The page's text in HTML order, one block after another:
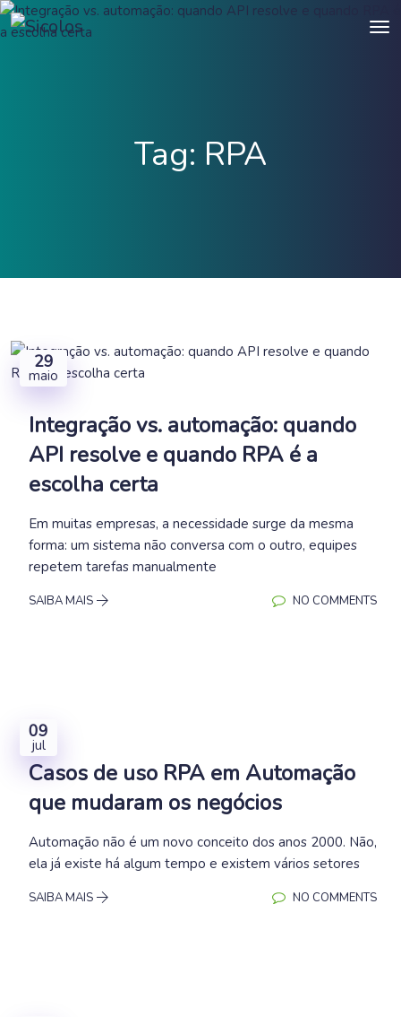
Tag: RPA
29
maio
Integração vs. automação: quando
API resolve e quando RPA é a
escolha certa
Em muitas empresas, a necessidade surge da mesma
forma: um sistema não conversa com o outro, equipes
repetem tarefas manualmente
SAIBA MAIS NO COMMENTS
09
jul
Casos de uso RPA em Automação
que mudaram os negócios
Automação não é um novo conceito dos anos 2000. Não,
ela já existe há algum tempo e existem vários setores
SAIBA MAIS NO COMMENTS